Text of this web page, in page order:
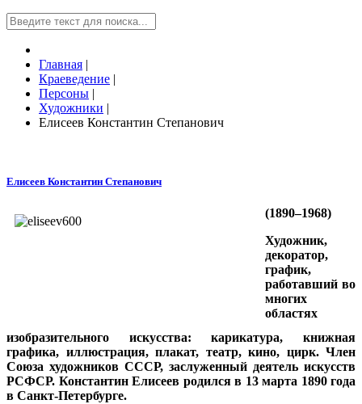
Главная |
Краеведение |
Персоны |
Художники |
Елисеев Константин Степанович
Елисеев Константин Степанович
(1890–1968)
Художник,
декоратор,
график,
работавший во
многих
областях
изобразительного искусства: карикатура, книжная
графика, иллюстрация, плакат, театр, кино, цирк. Член
Союза художников СССР, заслуженный деятель искусств
РСФСР. Константин Елисеев родился в 13 марта 1890 года
в Санкт-Петербурге.